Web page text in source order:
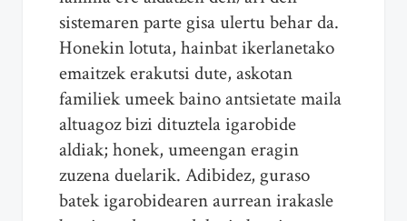
sistemaren parte gisa ulertu behar da.
Honekin lotuta, hainbat ikerlanetako
emaitzek erakutsi dute, askotan
familiek umeek baino antsietate maila
altuagoz bizi dituztela igarobide
aldiak; honek, umeengan eragin
zuzena duelarik. Adibidez, guraso
batek igarobidearen aurrean irakasle